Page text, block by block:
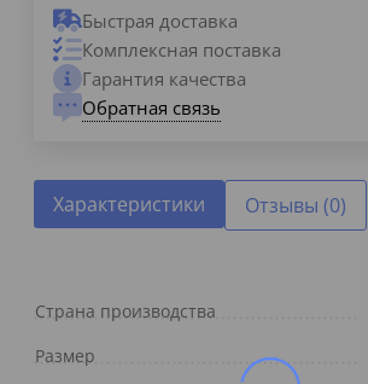
Быстрая доставка
Комплексная поставка
Гарантия качества
Обратная связь
Характеристики Отзывы (0)
Страна производства
Размер